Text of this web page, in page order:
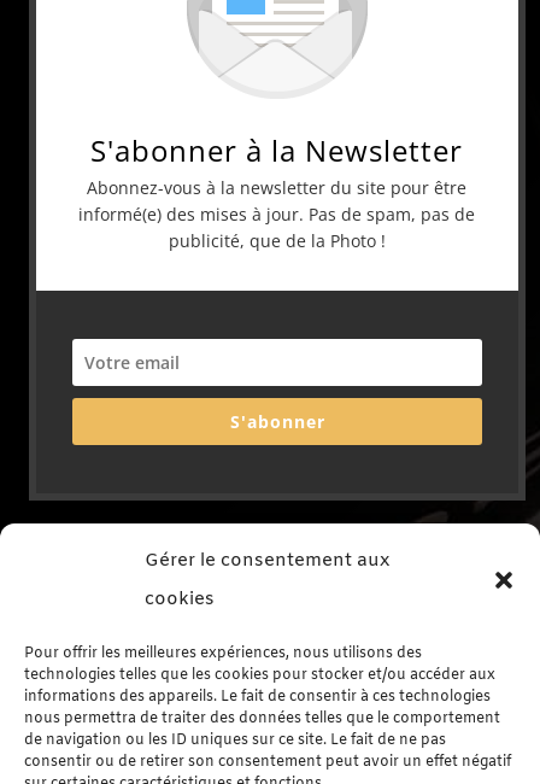
Gérer le consentement aux
cookies
Pour offrir les meilleures expériences, nous utilisons des
technologies telles que les cookies pour stocker et/ou accéder aux
informations des appareils. Le fait de consentir à ces technologies
nous permettra de traiter des données telles que le comportement
de navigation ou les ID uniques sur ce site. Le fait de ne pas
consentir ou de retirer son consentement peut avoir un effet négatif
S'abonner à la Newsletter
Abonnez-vous à la newsletter du site pour être
informé(e) des mises à jour. Pas de spam, pas de
publicité, que de la Photo !
S'abonner
Rechercher sur le site
Me contacter